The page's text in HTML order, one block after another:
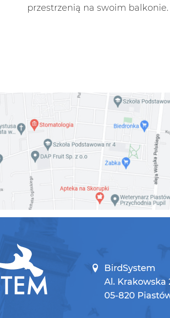
przestrzenią na swoim balkonie.
BirdSystem
Al. Krakowska
05-820